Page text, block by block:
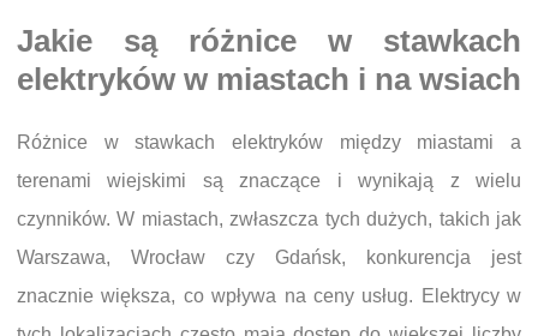
Jakie są różnice w stawkach
elektryków w miastach i na wsiach
Różnice w stawkach elektryków między miastami a
terenami wiejskimi są znaczące i wynikają z wielu
czynników. W miastach, zwłaszcza tych dużych, takich jak
Warszawa, Wrocław czy Gdańsk, konkurencja jest
znacznie większa, co wpływa na ceny usług. Elektrycy w